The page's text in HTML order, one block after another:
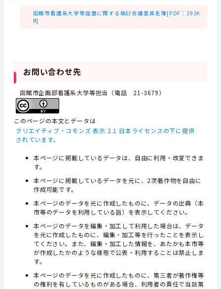
函館市看護系大学等設置に関する検討会議委員名簿[PDF：291K
B]
お問い合わせ先
函館市企画部看護系大学等担当（電話 21-3679）
このページの本文とデータは
クリエイティブ・コモンズ 表示 2.1 日本ライセンスの下に提供
されています。
本ページに掲載しているデータは、自由に利用・改変できま
す。
本ページに掲載しているデータを元に、2次著作物を自由に
作成可能です。
本ページのデータを元に作成したものに、データの出典（本
市等のデータを利用している旨）を表示してください。
本ページのデータを編集・加工して利用した場合は、データ
を元に作成したものに、編集・加工等を行ったことを表示し
てください。また、編集・加工した情報を、あたかも本市等
が作成したかのような様態で公表・利用することは禁止しま
す。
本ページのデータを元に作成したものに、第三者が著作権等
の権利を有しているものがある場合、利用者の責任で当該第